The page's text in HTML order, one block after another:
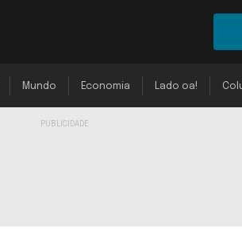
Mundo Economia Lado oa!